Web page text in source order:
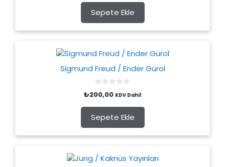
t
o
f
5
Sepete Ekle
Sigmund Freud / Ender Gürol
o
t
o
f
5
₺200,00 KDV Dahil
Sepete Ekle